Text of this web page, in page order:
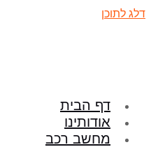
דלג לתוכן
דף הבית
אודותינו
מחשב רכב